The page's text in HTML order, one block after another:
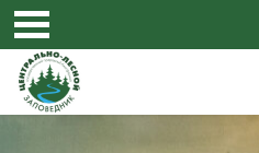
Перейти к основному содержанию